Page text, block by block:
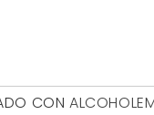
CON